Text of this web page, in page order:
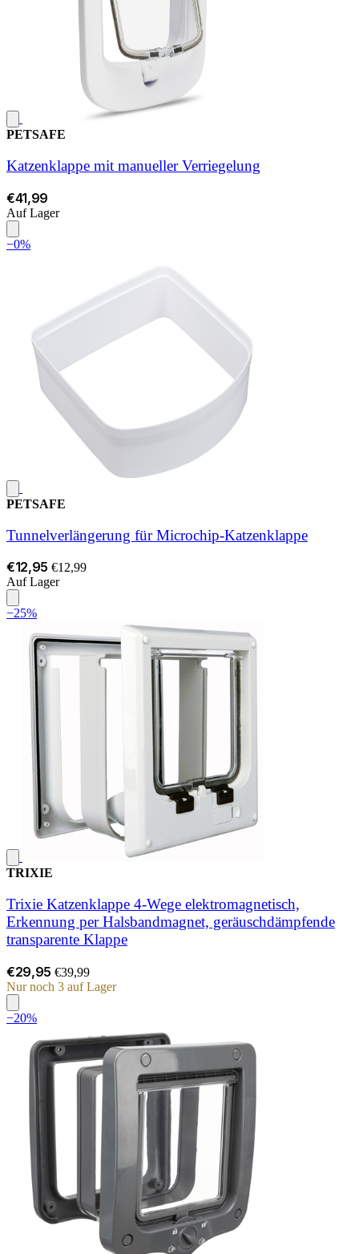
PETSAFE
Katzenklappe mit manueller Verriegelung
€41,99
Auf Lager
−0%
PETSAFE
Tunnelverlängerung für Microchip-Katzenklappe
€12,95 €12,99
Auf Lager
−25%
TRIXIE
Trixie Katzenklappe 4‑Wege elektromagnetisch,
Erkennung per Halsbandmagnet, geräuschdämpfende
transparente Klappe
€29,95 €39,99
Nur noch 3 auf Lager
−20%